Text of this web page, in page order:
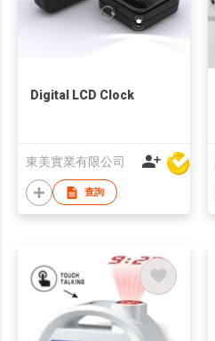
Digital LCD Clock
東美實業有限公司
查詢